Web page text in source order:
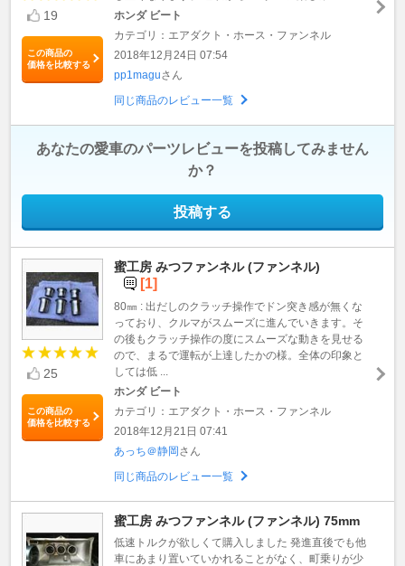
19
この商品の
価格を比較する
ホンダ ビート
カテゴリ：エアダクト・ホース・ファンネル
2018年12月24日 07:54
pp1maguさん
同じ商品のレビュー一覧
あなたの愛車のパーツレビューを投稿してみません
か？
投稿する
25
この商品の
価格を比較する
蜜工房 みつファンネル (ファンネル)
[1]
80㎜ : 出だしのクラッチ操作でドン突き感が無くな
っており、クルマがスムーズに進んでいきます。そ
の後もクラッチ操作の度にスムーズな動きを見せる
ので、まるで運転が上達したかの様。全体の印象と
しては低 ...
ホンダ ビート
カテゴリ：エアダクト・ホース・ファンネル
2018年12月21日 07:41
あっち＠静岡さん
同じ商品のレビュー一覧
蜜工房 みつファンネル (ファンネル) 75mm
低速トルクが欲しくて購入しました 発進直後でも他
車にあまり置いていかれることがなく、町乗りが少